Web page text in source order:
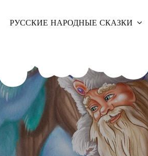
РУССКИЕ НАРОДНЫЕ СКАЗКИ